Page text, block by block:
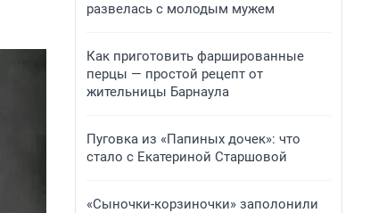
развелась с молодым мужем
Как приготовить фаршированные
перцы — простой рецепт от
жительницы Барнаула
Пуговка из «Папиных дочек»: что
стало с Екатериной Старшовой
«Сыночки-корзиночки» заполонили